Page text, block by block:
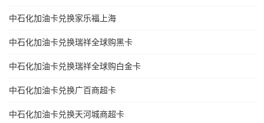
中石化加油卡兑换家乐福上海
中石化加油卡兑换瑞祥全球购黑卡
中石化加油卡兑换瑞祥全球购白金卡
中石化加油卡兑换广百商超卡
中石化加油卡兑换天河城商超卡